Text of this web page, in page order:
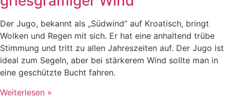
Der Jugo, bekannt als „Südwind“ auf Kroatisch, bringt
Wolken und Regen mit sich. Er hat eine anhaltend trübe
Stimmung und tritt zu allen Jahreszeiten auf. Der Jugo ist
ideal zum Segeln, aber bei stärkerem Wind sollte man in
eine geschützte Bucht fahren.
Weiterlesen »